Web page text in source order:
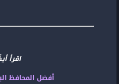
اقرأ
أفضل المحافظ